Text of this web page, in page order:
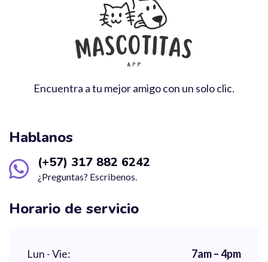
Encuentra a tu mejor amigo con un solo clic.
Hablanos
(+57) 317 882 6242
¿Preguntas? Escribenos.
Horario de servicio
Lun - Vie: 7am – 4pm